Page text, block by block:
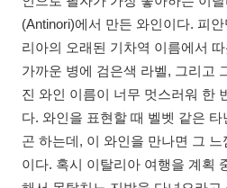
(Antinori)에서 만든 와인이다. 피
리아의 오래된 기차역 이름에서
가까운 병에 검은색 라벨, 그리고
진 와인 이름이 너무 멋스러워 한
다. 와인을 표현할 때 벨벳 같은
곤 하는데, 이 와인을 만나면 그
이다. 혹시 이탈리아 여행을 계획